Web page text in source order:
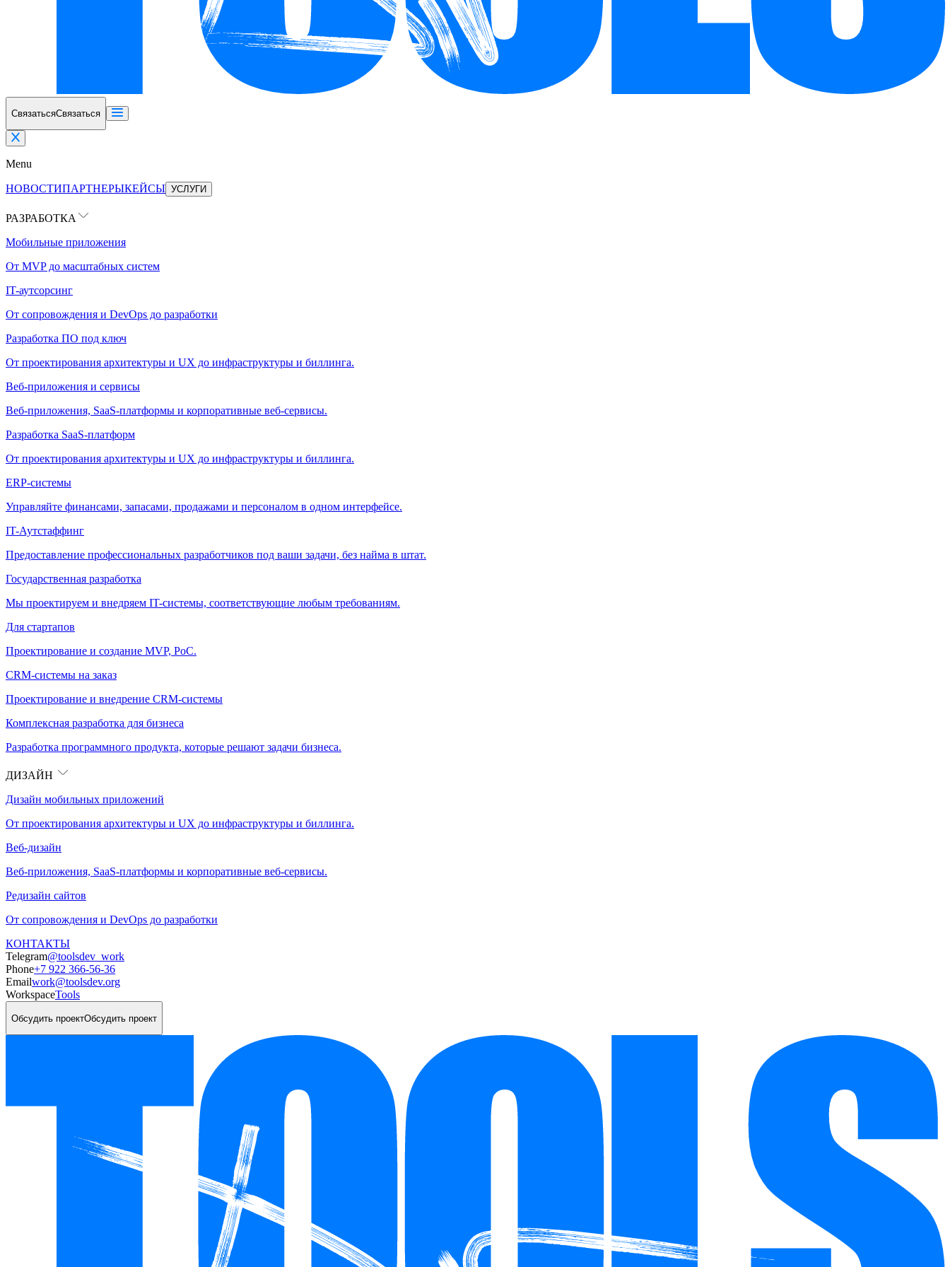
СвязатьсяСвязаться
Menu
НОВОСТИПАРТНЕРЫКЕЙСЫ УСЛУГИ
РАЗРАБОТКА
Мобильные приложения
От MVP до масштабных систем
IT-аутсорсинг
От сопровождения и DevOps до разработки
Разработка ПО под ключ
От проектирования архитектуры и UX до инфраструктуры и биллинга.
Веб-приложения и сервисы
Веб-приложения, SaaS-платформы и корпоративные веб-сервисы.
Разработка SaaS-платформ
От проектирования архитектуры и UX до инфраструктуры и биллинга.
ERP-системы
Управляйте финансами, запасами, продажами и персоналом в одном интерфейсе.
IT-Аутстаффинг
Предоставление профессиональных разработчиков под ваши задачи, без найма в штат.
Государственная разработка
Мы проектируем и внедряем IT-системы, соответствующие любым требованиям.
Для стартапов
Проектирование и создание MVP, PoC.
CRM-системы на заказ
Проектирование и внедрение CRM-системы
Комплексная разработка для бизнеса
Разработка программного продукта, которые решают задачи бизнеса.
ДИЗАЙН
Дизайн мобильных приложений
От проектирования архитектуры и UX до инфраструктуры и биллинга.
Веб-дизайн
Веб-приложения, SaaS-платформы и корпоративные веб-сервисы.
Редизайн сайтов
От сопровождения и DevOps до разработки
КОНТАКТЫ
Telegram@toolsdev_work
Phone+7 922 366-56-36
Emailwork@toolsdev.org
WorkspaceTools
Обсудить проектОбсудить проект